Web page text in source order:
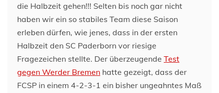
die Halbzeit gehen!!! Selten bis noch gar nicht
haben wir ein so stabiles Team diese Saison
erleben dürfen, wie jenes, dass in der ersten
Halbzeit den SC Paderborn vor riesige
Fragezeichen stellte. Der überzeugende Test
gegen Werder Bremen hatte gezeigt, dass der
FCSP in einem 4-2-3-1 ein bisher ungeahntes Maß